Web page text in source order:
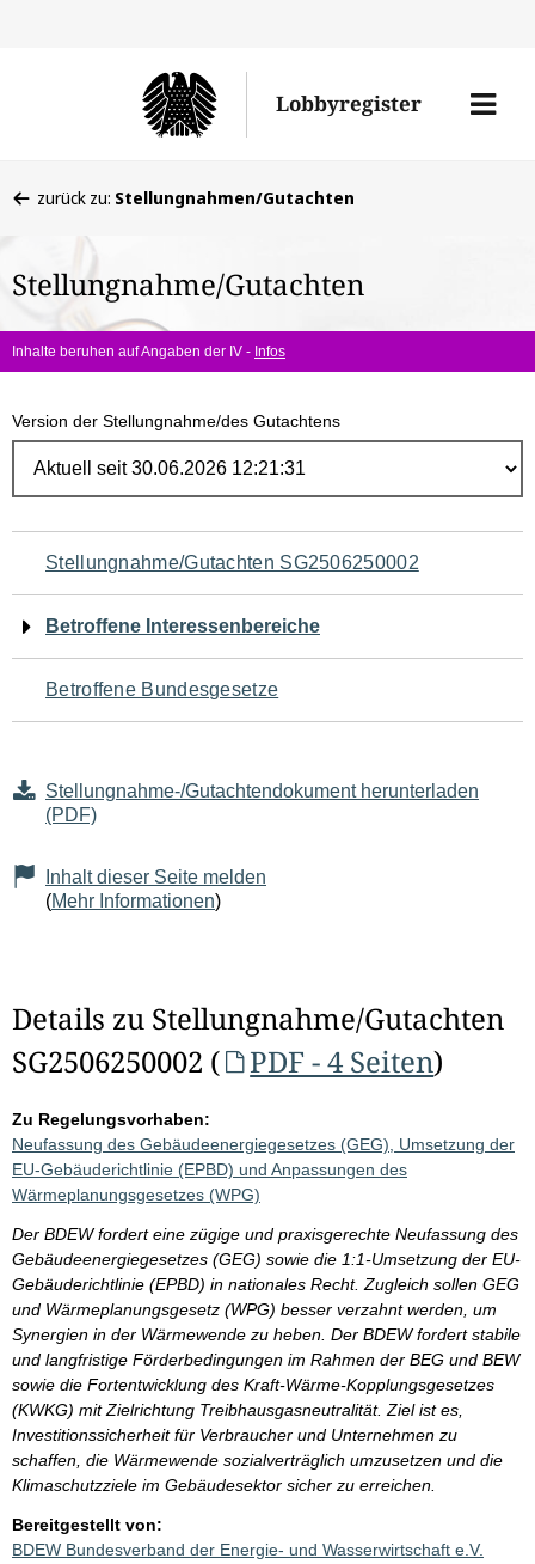
Lobbyregister
Menü
befinden
hier:
zurück zu: Stellungnahmen/Gutachten
Stellungnahme/Gutachten
Inhalte beruhen auf Angaben der IV - Infos
Version der Stellungnahme/des Gutachtens
Navigation
für
den
Seiteninhalt
Stellungnahme/Gutachten SG2506250002
Betroffene Interessenbereiche
Betroffene Bundesgesetze
Stellungnahme-/Gutachtendokument herunterladen
(PDF)
Inhalt dieser Seite melden
(Mehr Informationen)
Details zu Stellungnahme/Gutachten
SG2506250002 (
PDF - 4 Seiten)
Zu Regelungsvorhaben:
Neufassung des Gebäudeenergiegesetzes (GEG), Umsetzung der
EU-Gebäuderichtlinie (EPBD) und Anpassungen des
Wärmeplanungsgesetzes (WPG)
Der BDEW fordert eine zügige und praxisgerechte Neufassung des
Gebäudeenergiegesetzes (GEG) sowie die 1:1-Umsetzung der EU-
Gebäuderichtlinie (EPBD) in nationales Recht. Zugleich sollen GEG
und Wärmeplanungsgesetz (WPG) besser verzahnt werden, um
Synergien in der Wärmewende zu heben. Der BDEW fordert stabile
und langfristige Förderbedingungen im Rahmen der BEG und BEW
sowie die Fortentwicklung des Kraft-Wärme-Kopplungsgesetzes
(KWKG) mit Zielrichtung Treibhausgasneutralität. Ziel ist es,
Investitionssicherheit für Verbraucher und Unternehmen zu
schaffen, die Wärmewende sozialverträglich umzusetzen und die
Klimaschutzziele im Gebäudesektor sicher zu erreichen.
Bereitgestellt von:
BDEW Bundesverband der Energie- und Wasserwirtschaft e.V.